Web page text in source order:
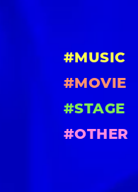
#MUSIC
#MOVIE
#STAGE
#OTHER